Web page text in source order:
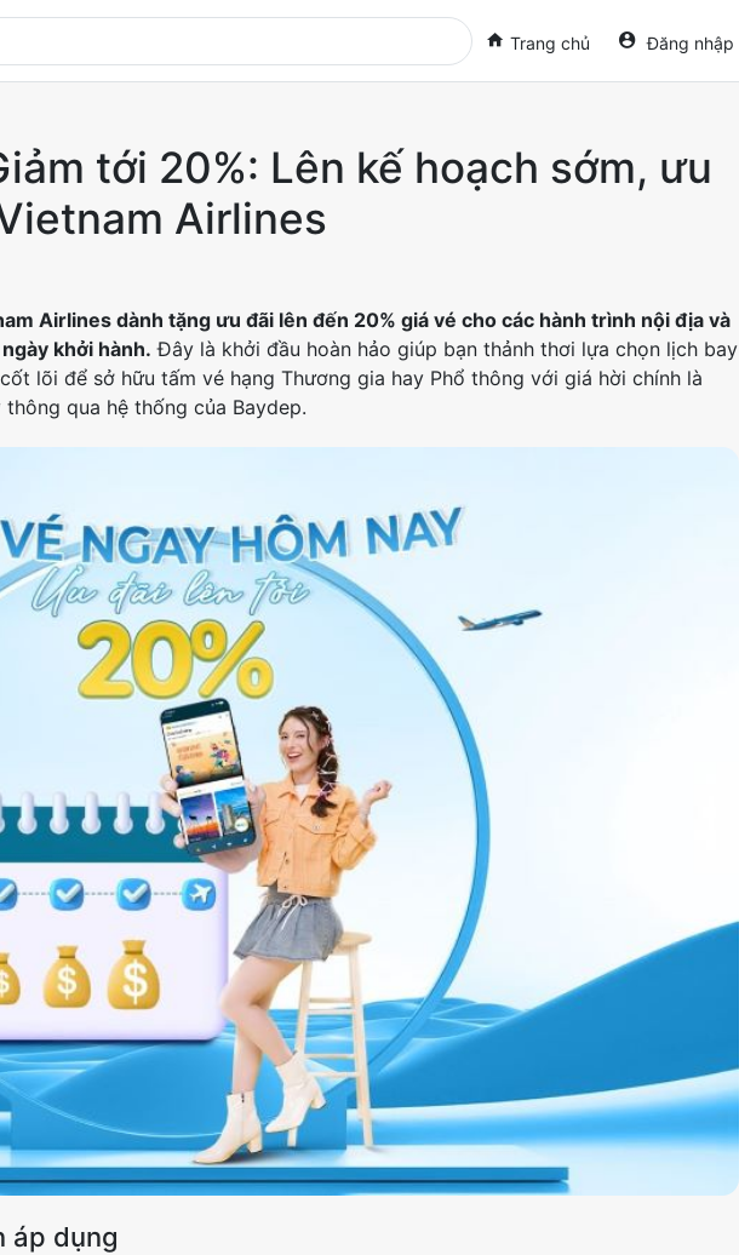
Trang chủ Đăng nhập
tới 20%: Lên kế hoạch sớm, ưu
Airlines
Airlines dành tặng ưu đãi lên đến 20% giá vé cho các hành trình nội địa và
khởi hành. Đây là khởi đầu hoàn hảo giúp bạn thảnh thơi lựa chọn lịch bay
lõi để sở hữu tấm vé hạng Thương gia hay Phổ thông với giá hời chính là
qua hệ thống của Baydep.
áp dụng